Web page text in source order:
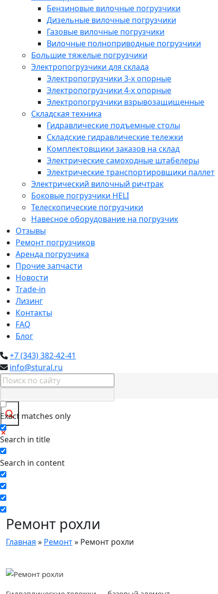
Бензиновые вилочные погрузчики
Дизельные вилочные погрузчики
Газовые вилочные погрузчики
Вилочные полноприводные погрузчики
Большие тяжелые погрузчики
Электропогрузчики для склада
Электропогрузчики 3-х опорные
Электропогрузчики 4-х опорные
Электропогрузчики взрывозащищенные
Складская техника
Гидравлические подъемные столы
Складские гидравлические тележки
Комплектовщики заказов на склад
Электрические самоходные штабелеры
Электрические транспортировщики паллет
Электрический вилочный ричтрак
Боковые погрузчики HELI
Телескопические погрузчики
Навесное оборудование на погрузчик
Отзывы
Ремонт погрузчиков
Аренда погрузчика
Прочие запчасти
Новости
Trade-in
Лизинг
Контакты
FAQ
Блог
+7 (343) 382-42-41
info@stural.ru
Exact matches only
Search in title
Search in content
Ремонт рохли
Главная » Ремонт» Ремонт рохли